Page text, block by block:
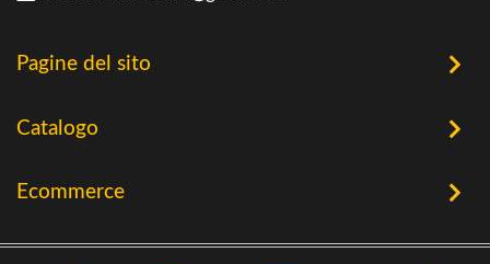
Pagine del sito
Home
Offerte
Catalogo
Riscaldamento a Biomassa
Ecommerce
Termini e Privacy